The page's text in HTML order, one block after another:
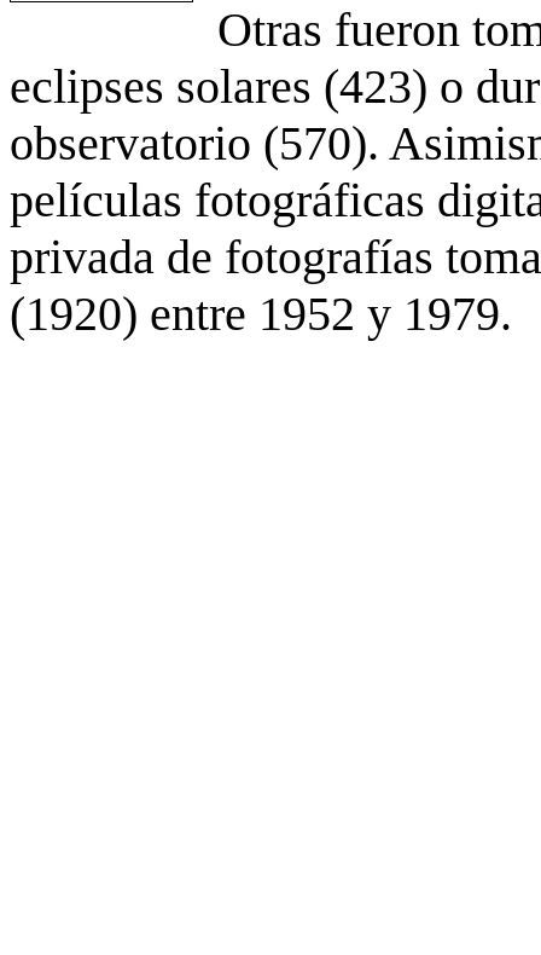
Otras fueron
eclipses solares (423) o
observatorio (570).
películas fotográficas
privada de fotografías
(1920) entre 1952 y 1979.